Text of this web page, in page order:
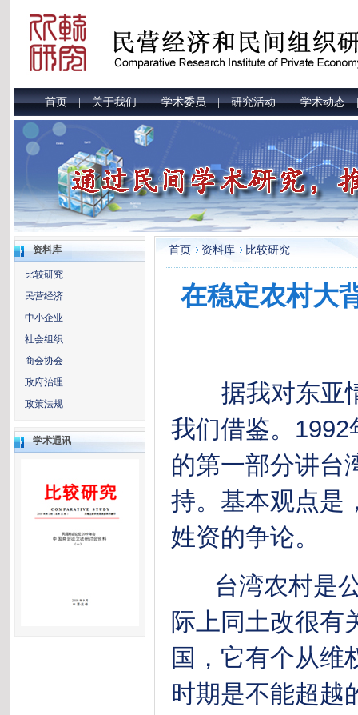
首页|关于我们|学术委员|研究活动|学术动态
资料库
比较研究
民营经济
中小企业
社会组织
商会协会
政府治理
政策法规
学术通讯
首页 资料库 比较研究
在稳定农村大
据我对东亚情
我们借鉴。
的第一部分讲台
持。基本观点是
姓资的争论。
台湾农村是公
际上同土改很有
国，它有个从维
时期是不能超越